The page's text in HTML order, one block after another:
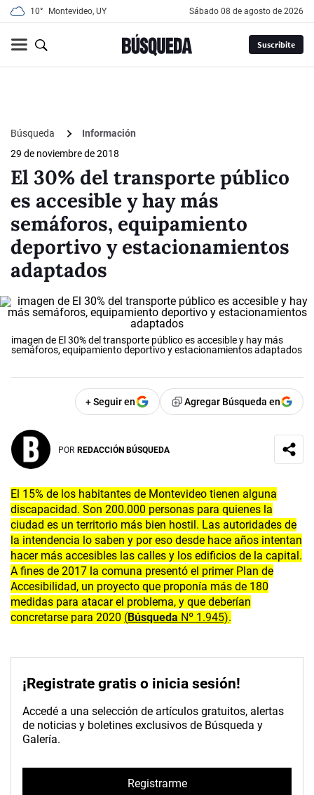
10° Montevideo, UY sábado 08 de agosto de 2026
Suscribite
Búsqueda
Información
29 de noviembre de 2018
El 30% del transporte público
es accesible y hay más
semáforos, equipamiento
deportivo y estacionamientos
adaptados
imagen de El 30% del transporte público es accesible y hay más
semáforos, equipamiento deportivo y estacionamientos adaptados
+ Seguir en Agregar Búsqueda en
POR REDACCIÓN BÚSQUEDA
El 15% de los habitantes de Montevideo tienen alguna
discapacidad. Son 200.000 personas para quienes la
ciudad es un territorio más bien hostil. Las autoridades de
la intendencia lo saben y por eso desde hace años intentan
hacer más accesibles las calles y los edificios de la capital.
A fines de 2017 la comuna presentó el primer Plan de
Accesibilidad, un proyecto que proponía más de 180
medidas para atacar el problema, y que deberían
concretarse para 2020 (Búsqueda Nº 1.945).
¡Registrate gratis o inicia sesión!
Accedé a una selección de artículos gratuitos, alertas
de noticias y boletines exclusivos de Búsqueda y
Galería.
Registrarme